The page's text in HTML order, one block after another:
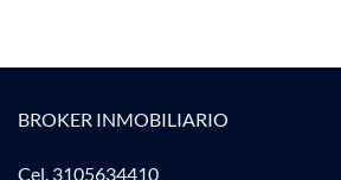
BROKER INMOBILIARIO
Cel. 3105634410